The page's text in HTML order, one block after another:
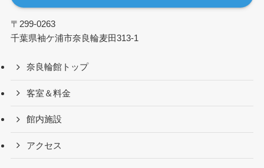
〒299-0263
千葉県袖ケ浦市奈良輪麦田313-1
奈良輪館トップ
客室＆料金
館内施設
アクセス